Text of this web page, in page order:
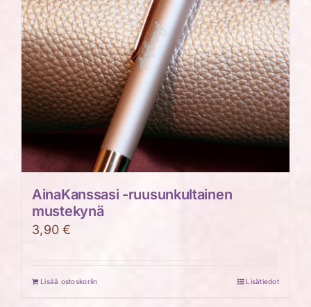
valinnat
tuotteen
sivulla.
AinaKanssasi -ruusunkultainen
mustekynä
3,90€
Lisää ostoskoriin Lisätiedot